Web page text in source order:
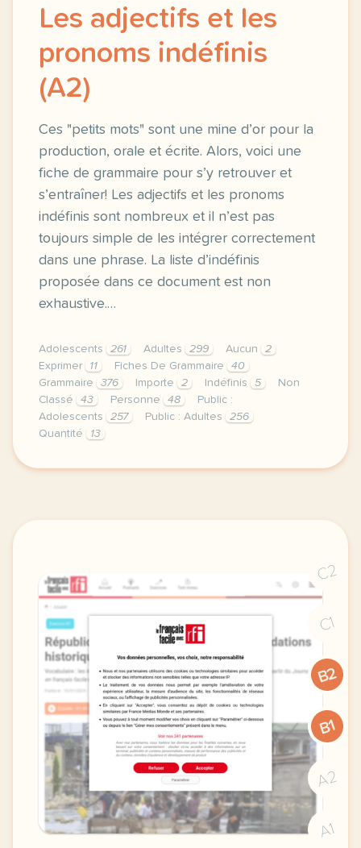
Les adjectifs et les
pronoms indéfinis
(A2)
Ces "petits mots" sont une mine d’or pour la
production, orale et écrite. Alors, voici une
fiche de grammaire pour s’y retrouver et
s’entraîner! Les adjectifs et les pronoms
indéfinis sont nombreux et il n’est pas
toujours simple de les intégrer correctement
dans une phrase. La liste d’indéfinis
proposée dans ce document est non
exhaustive.…
Adolescents 261 Adultes 299 Aucun
2
Exprimer
11 Fiches De Grammaire
40
Grammaire
376 Importe 2 Indéfinis 5
Non
Classé
43 Personne 48
Public :
Adolescents
257 Public : Adultes
256
Quantité
13
ces petits mots sont une mine d or pour la
C2
C1
B2
B1
A2
A1